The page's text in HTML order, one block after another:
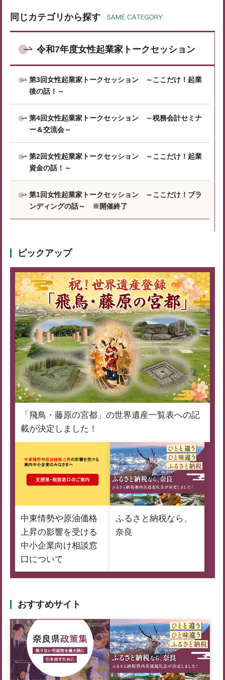
同じカテゴリから探す
令和7年度女性起業家トークセッション
第3回女性起業家トークセッション ～ここだけ！起業
後の話！～
第4回女性起業家トークセッション ～税務会計セミナ
ー＆交流会～
第2回女性起業家トークセッション ～ここだけ！起業
資金の話！～
第1回女性起業家トークセッション ～ここだけ！ブラ
ンディングの話～ ※開催終了
ピックアップ
「飛鳥・藤原の宮都」の世界遺産一覧表への記
載が決定しました！
中東情勢や原油価格
上昇の影響を受ける
中小企業向け相談窓
口について
ふるさと納税なら、
奈良
おすすめサイト